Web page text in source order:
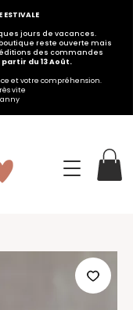
ESTIVALE
jours de vacances.
reste ouverte mais
des commandes
partir du 13 Août.
et votre compréhension.
vite